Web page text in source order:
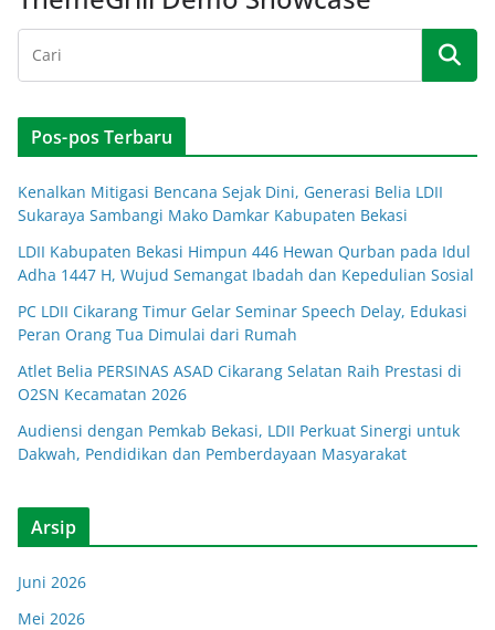
Pos-pos Terbaru
Kenalkan Mitigasi Bencana Sejak Dini, Generasi Belia LDII
Sukaraya Sambangi Mako Damkar Kabupaten Bekasi
LDII Kabupaten Bekasi Himpun 446 Hewan Qurban pada Idul
Adha 1447 H, Wujud Semangat Ibadah dan Kepedulian Sosial
PC LDII Cikarang Timur Gelar Seminar Speech Delay, Edukasi
Peran Orang Tua Dimulai dari Rumah
Atlet Belia PERSINAS ASAD Cikarang Selatan Raih Prestasi di
O2SN Kecamatan 2026
Audiensi dengan Pemkab Bekasi, LDII Perkuat Sinergi untuk
Dakwah, Pendidikan dan Pemberdayaan Masyarakat
Arsip
Juni 2026
Mei 2026